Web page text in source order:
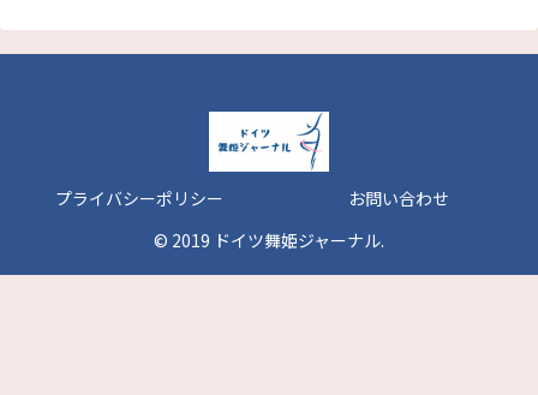
プライバシーポリシー
お問い合わせ
© 2019 ドイツ舞姫ジャーナル.